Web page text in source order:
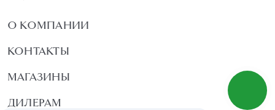
О КОМПАНИИ
КОНТАКТЫ
МАГАЗИНЫ
ДИЛЕРАМ